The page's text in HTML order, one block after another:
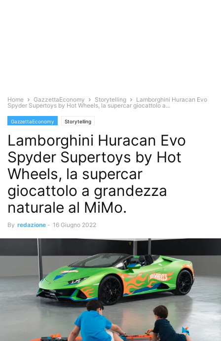
Home GazzettaEconomy Storytelling
Lamborghini Huracan Evo
Spyder Supertoys by Hot Wheels, la supercar giocattolo a...
GazzettaEconomy Storytelling
Lamborghini Huracan Evo
Spyder Supertoys by Hot
Wheels, la supercar
giocattolo a grandezza
naturale al MiMo.
By redazione - 16 Giugno 2022